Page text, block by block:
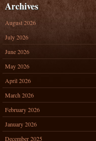
Archives
August 2026
July 2026
June 2026
May 2026
April 2026
March 2026
February 2026
January 2026
December 2025